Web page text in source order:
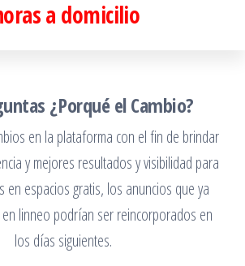
a domicilio
¿Porqué el Cambio?
en la plataforma con el fin de brindar
y mejores resultados y visibilidad para
en espacios gratis, los anuncios que ya
linneo podrían ser reincorporados en
los días siguientes.